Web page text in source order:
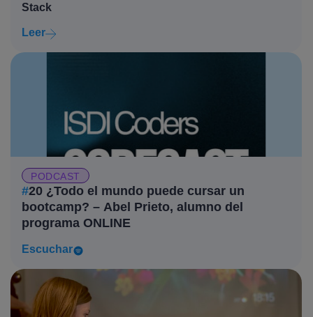
Stack
Leer
PODCAST
#20 ¿Todo el mundo puede cursar un
bootcamp? – Abel Prieto, alumno del
programa ONLINE
Escuchar